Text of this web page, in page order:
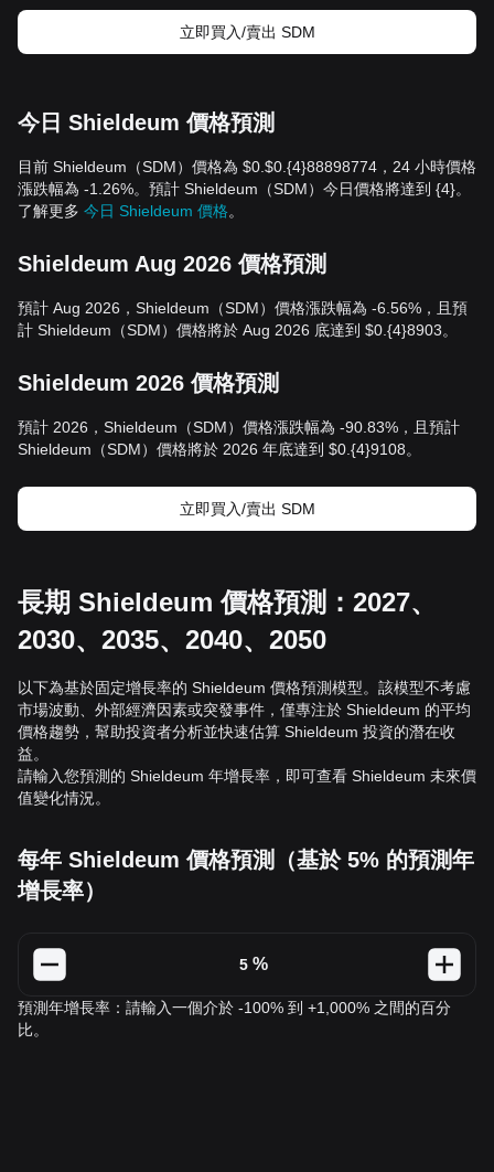
立即買入/賣出 SDM
今日 Shieldeum 價格預測
目前 Shieldeum（SDM）價格為 $0.$0.{4}88898774，24 小時價格
漲跌幅為 -1.26%。預計 Shieldeum（SDM）今日價格將達到 {4}。
了解更多 今日 Shieldeum 價格。
Shieldeum Aug 2026 價格預測
預計 Aug 2026，Shieldeum（SDM）價格漲跌幅為 -6.56%，且預
計 Shieldeum（SDM）價格將於 Aug 2026 底達到 $0.{4}8903。
Shieldeum 2026 價格預測
預計 2026，Shieldeum（SDM）價格漲跌幅為 -90.83%，且預計
Shieldeum（SDM）價格將於 2026 年底達到 $0.{4}9108。
立即買入/賣出 SDM
長期 Shieldeum 價格預測：2027、
2030、2035、2040、2050
以下為基於固定增長率的 Shieldeum 價格預測模型。該模型不考慮
市場波動、外部經濟因素或突發事件，僅專注於 Shieldeum 的平均
價格趨勢，幫助投資者分析並快速估算 Shieldeum 投資的潛在收
益。
請輸入您預測的 Shieldeum 年增長率，即可查看 Shieldeum 未來價
值變化情況。
每年 Shieldeum 價格預測（基於 5% 的預測年
增長率）
%
預測年增長率：請輸入一個介於 -100% 到 +1,000% 之間的百分
比。